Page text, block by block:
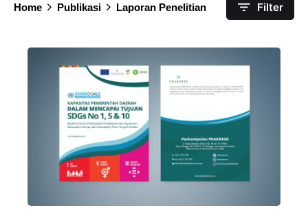
Home Publikasi Laporan Penelitian Filter